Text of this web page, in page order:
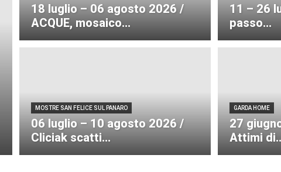
18 luglio – 06 agosto 2026 /
ACQUE, mosaico...
11 – 26
passo...
MOSTRE SAN FELICE SUL PANARO
06 luglio – 10 agosto 2026 /
Cliciak scatti...
GARDA HOME
27
Attimi